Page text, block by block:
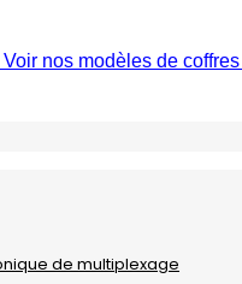
Voir nos modèles de
de multiplexage